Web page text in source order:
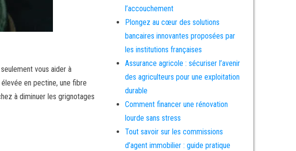
vous aider à
en pectine, une fibre
à diminuer les grignotages
l’accouchement
Plongez au cœur des solutions
bancaires innovantes proposées par
les institutions françaises
Assurance agricole : sécuriser l’avenir
des agriculteurs pour une exploitation
durable
Comment financer une rénovation
lourde sans stress
Tout savoir sur les commissions
d’agent immobilier : guide pratique